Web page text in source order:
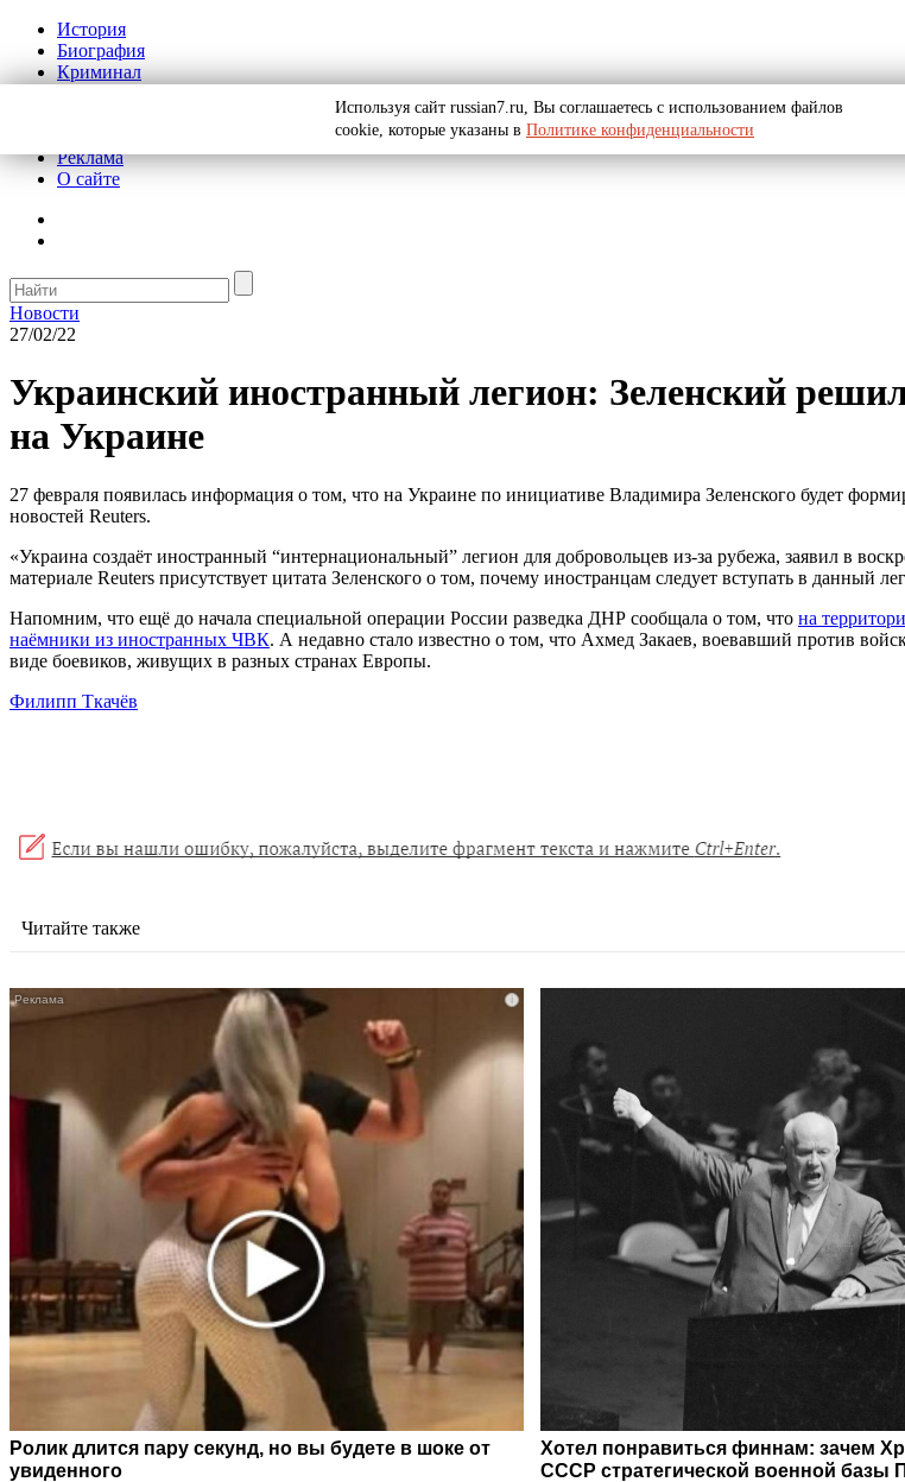
История
Биография
Криминал
Реклама
О сайте
Новости
27/02/22
Украинский иностранный легион: Зеленский
на Украине
27 февраля появилась информация о том, что на Украине по инициативе Владимира Зеленского будет
новостей Reuters.
«Украина создаёт иностранный “интернациональный” легион для добровольцев из-за рубежа, заявил в
материале Reuters присутствует цитата Зеленского о том, почему иностранцам следует вступать в
Напомним, что ещё до начала специальной операции России разведка ДНР сообщала о том, что на
наёмники из иностранных ЧВК. А недавно стало известно о том, что Ахмед Закаев, воевавший против
виде боевиков, живущих в разных странах Европы.
Филипп Ткачёв
Читайте также
i
Ролик длится пару секунд, но вы будете в шоке от
увиденного
Хотел понравиться финнам: зачем
СССР стратегической военной базы
Используя сайт russian7.ru, Вы соглашаетесь с использованием файлов
cookie, которые указаны в Политике конфиденциальности